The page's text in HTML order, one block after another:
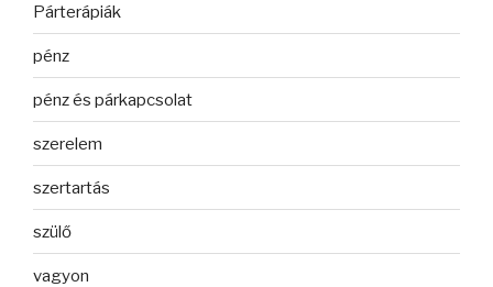
Párterápiák
pénz
pénz és párkapcsolat
szerelem
szertartás
szülő
vagyon